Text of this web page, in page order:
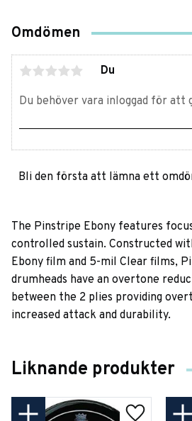
Omdömen
Du
Bli den första att lämna ett
The Pinstripe Ebony features
controlled sustain. Constructed
Ebony film and 5-mil Clear films,
drumheads have an overtone
between the 2 plies providing
increased attack and durability.
Liknande produkter